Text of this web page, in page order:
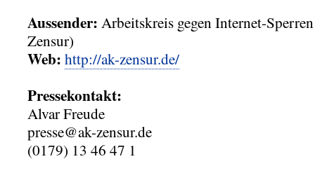
Aussender: Arbeitskreis gegen Internet-
Zensur)
Web: http://ak-zensur.de/
Pressekontakt:
Alvar Freude
presse@ak-zensur.de
(0179) 13 46 47 1